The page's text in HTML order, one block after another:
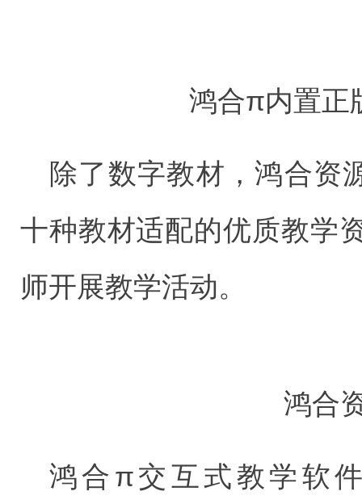
鸿合π内置正
除了数字教材，鸿合资
十种教材适配的优质教学
师开展教学活动。
鸿合
鸿合π交互式教学软